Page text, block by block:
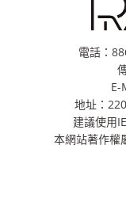
電話：
地址：
建議使用
本網站著作權